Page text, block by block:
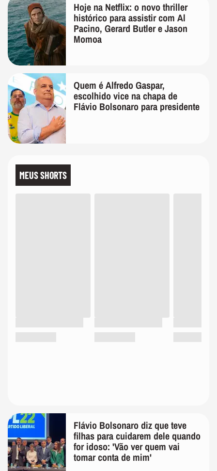
Hoje na Netflix: o novo thriller
histórico para assistir com Al
Pacino, Gerard Butler e Jason
Momoa
Quem é Alfredo Gaspar,
escolhido vice na chapa de
Flávio Bolsonaro para presidente
MEUS SHORTS
Flávio Bolsonaro diz que teve
filhas para cuidarem dele quando
for idoso: 'Vão ver quem vai
tomar conta de mim'